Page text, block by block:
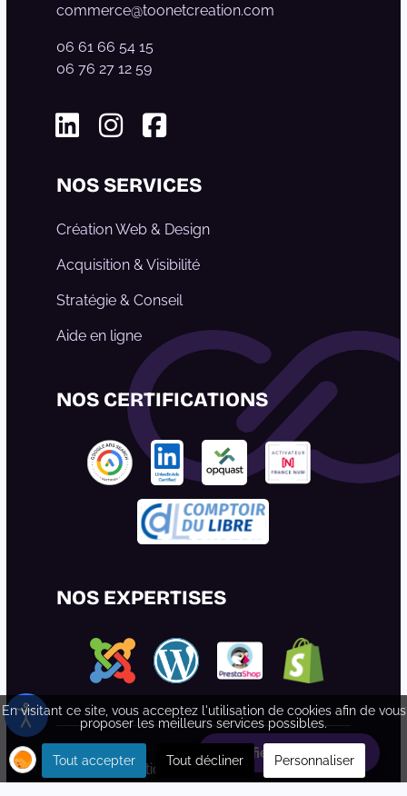
commerce@toonetcreation.com
06 61 66 54 15
06 76 27 12 59
NOS SERVICES
Création Web & Design
Acquisition & Visibilité
Stratégie & Conseil
Aide en ligne
NOS CERTIFICATIONS
NOS EXPERTISES
© toonetcreation -Mentions
Planifiez votre rdv
En visitant ce site, vous acceptez l'utilisation de cookies afin de vous
proposer les meilleurs services possibles.
Tout accepter Tout décliner Personnaliser